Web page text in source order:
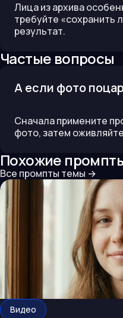
Лица из архива
требуйте «сохранить
результат.
Частые вопросы
А если фото
Сначала примените
фото, затем
Похожие
Все промпты темы →
Видео